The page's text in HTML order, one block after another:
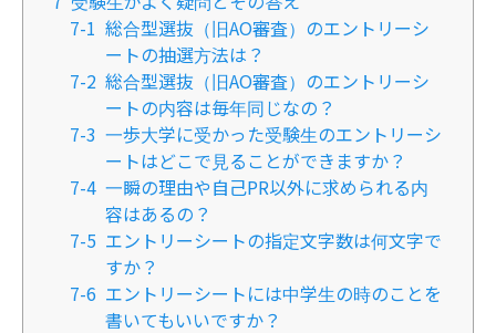
7-1 総合型選抜（旧AO審査）のエントリーシ
ートの抽選方法は？
7-2 総合型選抜（旧AO審査）のエントリーシ
ートの内容は毎年同じなの？
7-3 一歩大学に受かった受験生のエントリーシ
ートはどこで見ることができますか？
7-4 一瞬の理由や自己PR以外に求められる内
容はあるの？
7-5 エントリーシートの指定文字数は何文字で
すか？
7-6 エントリーシートには中学生の時のことを
書いてもいいですか？